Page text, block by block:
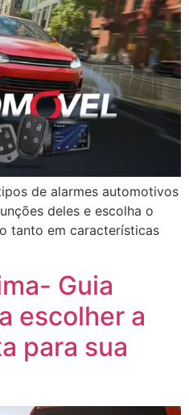
de alarmes automotivos
deles e escolha o
tanto em características
Guia
escolher a
para sua